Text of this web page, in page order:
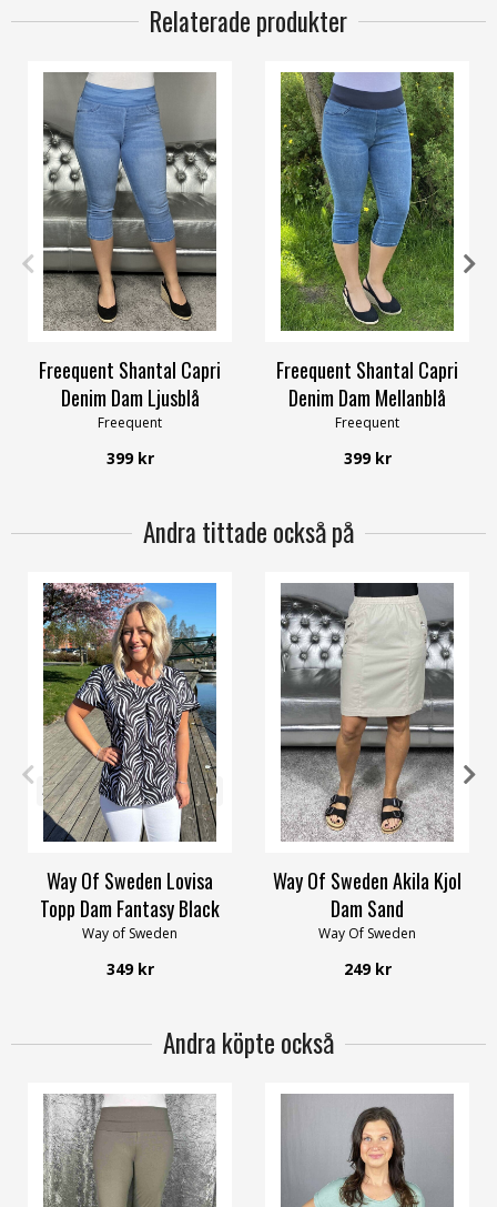
Relaterade produkter
S M L XL XXL 3XL
Freequent Shantal Capri
Denim Dam Ljusblå
Freequent
399 kr
XS S M L XL 3XL
Freequent Shantal Capri
Denim Dam Mellanblå
Freequent
399 kr
Andra tittade också på
32/34 36/38 44/46 48/50
52/54
56/58
Way Of Sweden Lovisa
Topp Dam Fantasy Black
Way of Sweden
349 kr
XS S M XL XXL
Way Of Sweden Akila Kjol
Dam Sand
Way Of Sweden
249 kr
Andra köpte också